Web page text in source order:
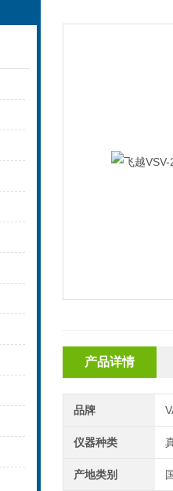
产品详情
品牌
仪器种类
产地类别